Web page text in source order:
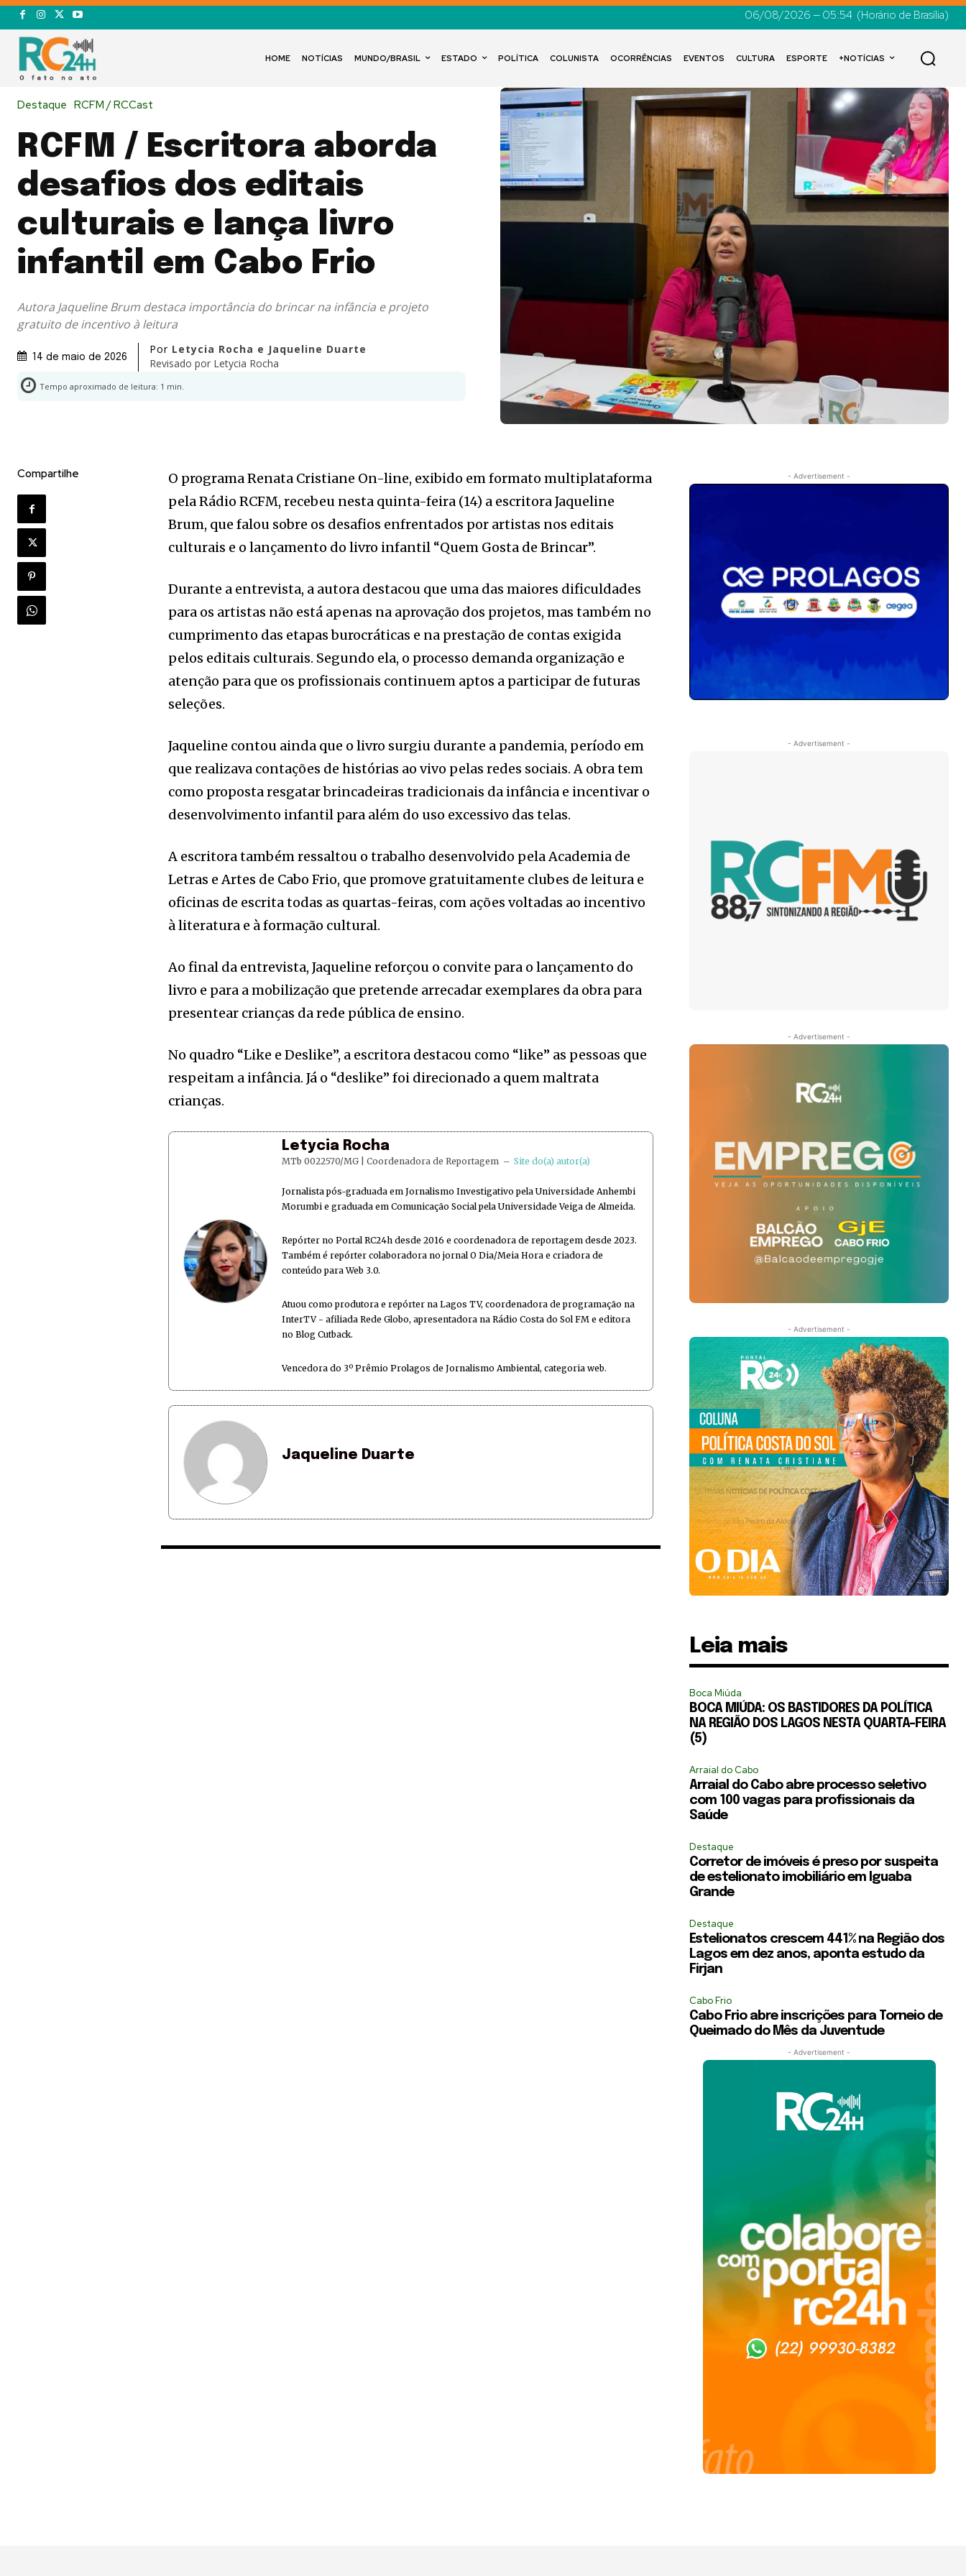
06/08/2026 — 05:54 (Horário de Brasília)
HOME NOTÍCIAS MUNDO/BRASIL ESTADO POLÍTICA COLUNISTA OCORRÊNCIAS EVENTOS CULTURA ESPORTE +NOTÍCIAS
Destaque RCFM / RCCast
RCFM / Escritora aborda
desafios dos editais
culturais e lança livro
infantil em Cabo Frio
Autora Jaqueline Brum destaca importância do brincar na infância e projeto
gratuito de incentivo à leitura
14 de maio de 2026
Por Letycia Rocha e Jaqueline Duarte
Revisado por Letycia Rocha
Tempo aproximado de leitura: 1 min.
Compartilhe
O programa Renata Cristiane On-line, exibido em formato multiplataforma
pela Rádio RCFM, recebeu nesta quinta-feira (14) a escritora Jaqueline
Brum, que falou sobre os desafios enfrentados por artistas nos editais
culturais e o lançamento do livro infantil “Quem Gosta de Brincar”.
Durante a entrevista, a autora destacou que uma das maiores dificuldades
para os artistas não está apenas na aprovação dos projetos, mas também no
cumprimento das etapas burocráticas e na prestação de contas exigida
pelos editais culturais. Segundo ela, o processo demanda organização e
atenção para que os profissionais continuem aptos a participar de futuras
seleções.
Jaqueline contou ainda que o livro surgiu durante a pandemia, período em
que realizava contações de histórias ao vivo pelas redes sociais. A obra tem
como proposta resgatar brincadeiras tradicionais da infância e incentivar o
desenvolvimento infantil para além do uso excessivo das telas.
A escritora também ressaltou o trabalho desenvolvido pela Academia de
Letras e Artes de Cabo Frio, que promove gratuitamente clubes de leitura e
oficinas de escrita todas as quartas-feiras, com ações voltadas ao incentivo
à literatura e à formação cultural.
Ao final da entrevista, Jaqueline reforçou o convite para o lançamento do
livro e para a mobilização que pretende arrecadar exemplares da obra para
presentear crianças da rede pública de ensino.
No quadro “Like e Deslike”, a escritora destacou como “like” as pessoas que
respeitam a infância. Já o “deslike” foi direcionado a quem maltrata
crianças.
Letycia Rocha
MTb 0022570/MG | Coordenadora de Reportagem – Site do(a) autor(a)
Jornalista pós-graduada em Jornalismo Investigativo pela Universidade Anhembi
Morumbi e graduada em Comunicação Social pela Universidade Veiga de Almeida.
Repórter no Portal RC24h desde 2016 e coordenadora de reportagem desde 2023.
Também é repórter colaboradora no jornal O Dia/Meia Hora e criadora de
conteúdo para Web 3.0.
Atuou como produtora e repórter na Lagos TV, coordenadora de programação na
InterTV - afiliada Rede Globo, apresentadora na Rádio Costa do Sol FM e editora
no Blog Cutback.
Vencedora do 3º Prêmio Prolagos de Jornalismo Ambiental, categoria web.
Jaqueline Duarte
- Advertisement -
- Advertisement -
- Advertisement -
- Advertisement -
Leia mais
Boca Miúda
BOCA MIÚDA: OS BASTIDORES DA POLÍTICA
NA REGIÃO DOS LAGOS NESTA QUARTA-FEIRA
(5)
Arraial do Cabo
Arraial do Cabo abre processo seletivo
com 100 vagas para profissionais da
Saúde
Destaque
Corretor de imóveis é preso por suspeita
de estelionato imobiliário em Iguaba
Grande
Destaque
Estelionatos crescem 441% na Região dos
Lagos em dez anos, aponta estudo da
Firjan
Cabo Frio
Cabo Frio abre inscrições para Torneio de
Queimado do Mês da Juventude
- Advertisement -